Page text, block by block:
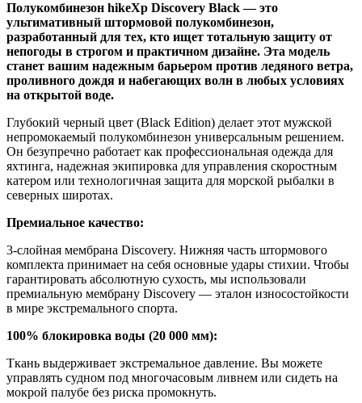
Полукомбинезон hikeXp Discovery Black — это
ультимативный штормовой полукомбинезон,
разработанный для тех, кто ищет тотальную защиту от
непогоды в строгом и практичном дизайне. Эта модель
станет вашим надежным барьером против ледяного ветра,
проливного дождя и набегающих волн в любых условиях
на открытой воде.
Глубокий черный цвет (Black Edition) делает этот мужской
непромокаемый полукомбинезон универсальным решением.
Он безупречно работает как профессиональная одежда для
яхтинга, надежная экипировка для управления скоростным
катером или технологичная защита для морской рыбалки в
северных широтах.
Премиальное качество:
3-слойная мембрана Discovery. Нижняя часть штормового
комплекта принимает на себя основные удары стихии. Чтобы
гарантировать абсолютную сухость, мы использовали
премиальную мембрану Discovery — эталон износостойкости
в мире экстремального спорта.
100% блокировка воды (20 000 мм):
Ткань выдерживает экстремальное давление. Вы можете
управлять судном под многочасовым ливнем или сидеть на
мокрой палубе без риска промокнуть.